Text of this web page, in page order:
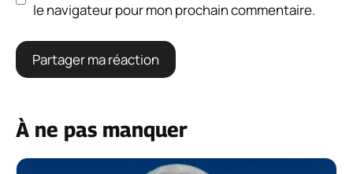
le navigateur pour mon prochain commentaire.
À ne pas manquer